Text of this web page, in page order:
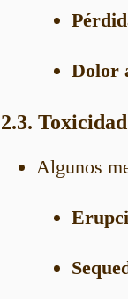
Dolor
2.3.
Algunos